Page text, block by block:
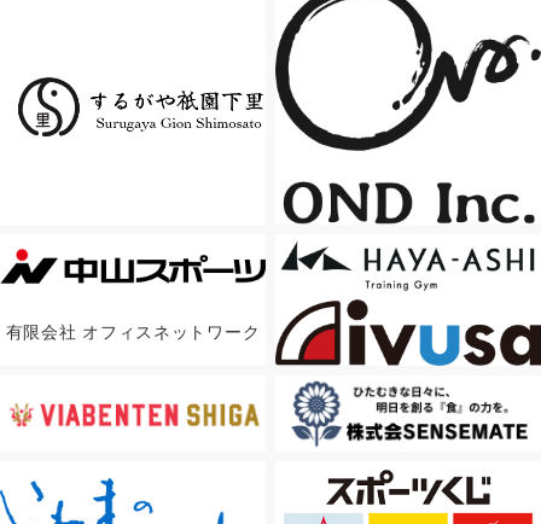
有限会社 オフィスネットワーク